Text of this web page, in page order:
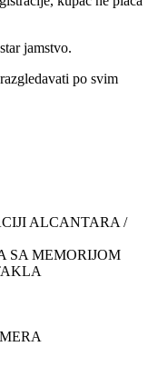
jamstvo.
po svim
ALCANTARA /
SA MEMORIJOM